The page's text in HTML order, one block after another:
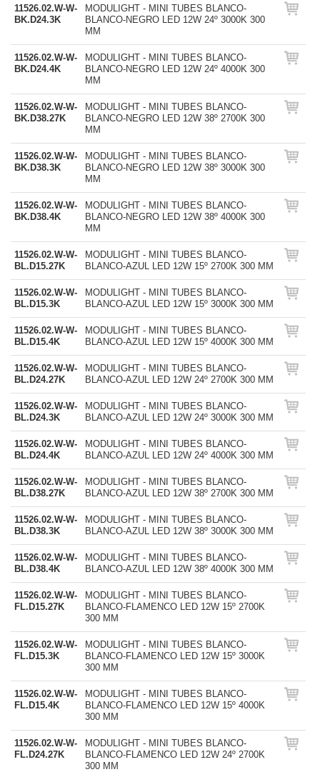
11526.02.W-W-
BK.D24.3K
MODULIGHT - MINI TUBES BLANCO-
BLANCO-NEGRO LED 12W 24º 3000K 300
MM
11526.02.W-W-
BK.D24.4K
MODULIGHT - MINI TUBES BLANCO-
BLANCO-NEGRO LED 12W 24º 4000K 300
MM
11526.02.W-W-
BK.D38.27K
MODULIGHT - MINI TUBES BLANCO-
BLANCO-NEGRO LED 12W 38º 2700K 300
MM
11526.02.W-W-
BK.D38.3K
MODULIGHT - MINI TUBES BLANCO-
BLANCO-NEGRO LED 12W 38º 3000K 300
MM
11526.02.W-W-
BK.D38.4K
MODULIGHT - MINI TUBES BLANCO-
BLANCO-NEGRO LED 12W 38º 4000K 300
MM
11526.02.W-W-
BL.D15.27K
MODULIGHT - MINI TUBES BLANCO-
BLANCO-AZUL LED 12W 15º 2700K 300 MM
11526.02.W-W-
BL.D15.3K
MODULIGHT - MINI TUBES BLANCO-
BLANCO-AZUL LED 12W 15º 3000K 300 MM
11526.02.W-W-
BL.D15.4K
MODULIGHT - MINI TUBES BLANCO-
BLANCO-AZUL LED 12W 15º 4000K 300 MM
11526.02.W-W-
BL.D24.27K
MODULIGHT - MINI TUBES BLANCO-
BLANCO-AZUL LED 12W 24º 2700K 300 MM
11526.02.W-W-
BL.D24.3K
MODULIGHT - MINI TUBES BLANCO-
BLANCO-AZUL LED 12W 24º 3000K 300 MM
11526.02.W-W-
BL.D24.4K
MODULIGHT - MINI TUBES BLANCO-
BLANCO-AZUL LED 12W 24º 4000K 300 MM
11526.02.W-W-
BL.D38.27K
MODULIGHT - MINI TUBES BLANCO-
BLANCO-AZUL LED 12W 38º 2700K 300 MM
11526.02.W-W-
BL.D38.3K
MODULIGHT - MINI TUBES BLANCO-
BLANCO-AZUL LED 12W 38º 3000K 300 MM
11526.02.W-W-
BL.D38.4K
MODULIGHT - MINI TUBES BLANCO-
BLANCO-AZUL LED 12W 38º 4000K 300 MM
11526.02.W-W-
FL.D15.27K
MODULIGHT - MINI TUBES BLANCO-
BLANCO-FLAMENCO LED 12W 15º 2700K
300 MM
11526.02.W-W-
FL.D15.3K
MODULIGHT - MINI TUBES BLANCO-
BLANCO-FLAMENCO LED 12W 15º 3000K
300 MM
11526.02.W-W-
FL.D15.4K
MODULIGHT - MINI TUBES BLANCO-
BLANCO-FLAMENCO LED 12W 15º 4000K
300 MM
11526.02.W-W-
FL.D24.27K
MODULIGHT - MINI TUBES BLANCO-
BLANCO-FLAMENCO LED 12W 24º 2700K
300 MM